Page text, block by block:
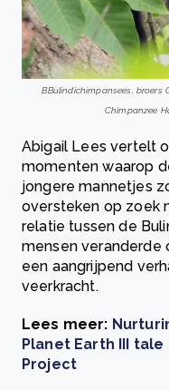
BBulindichimpansees, broers
Chimpanzee
Abigail Lees vertelt
momenten waarop
jongere mannetjes
oversteken op zoek
relatie tussen de
mensen veranderde
een aangrijpend
veerkracht.
Lees meer:
Planet Earth III
Project